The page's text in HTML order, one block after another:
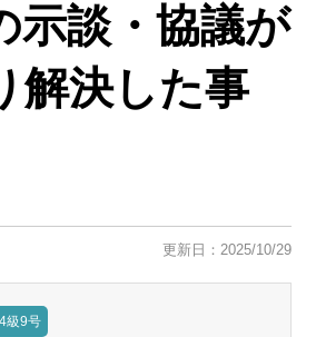
示談・協議が
解決した事
更新日：2025/10/29
級9号